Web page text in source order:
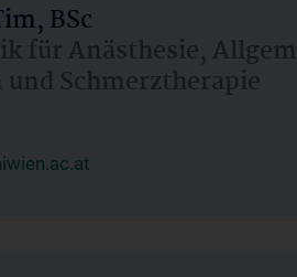
BSc
für Anästhesie,
Schmerztherapie